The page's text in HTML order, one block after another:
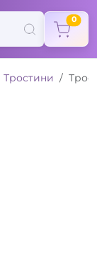
0
Тростини